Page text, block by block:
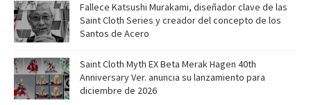
Fallece Katsushi Murakami, diseñador clave de las
Saint Cloth Series y creador del concepto de los
Santos de Acero
Saint Cloth Myth EX Beta Merak Hagen 40th
Anniversary Ver. anuncia su lanzamiento para
diciembre de 2026